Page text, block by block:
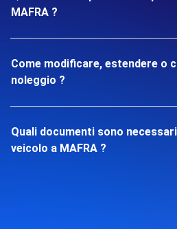
MAFRA ?
Come modificare, estendere o
noleggio ?
Quali documenti sono
veicolo a MAFRA ?